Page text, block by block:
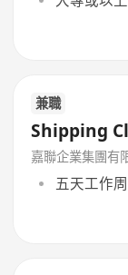
兼職
Shipping
嘉聯企業集團有
五天工作周